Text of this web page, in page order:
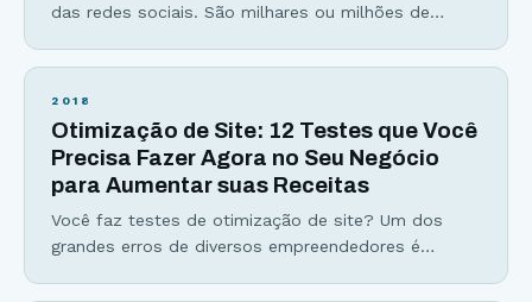
das redes sociais. São milhares ou milhões de
único conteúdo. Números que surpreendem e
entender por que um conteúdo viralizou, entretanto
com um pouco de atenção conseguimos perceber
algumas características universais
2018
Otimização de Site: 12 Testes que Você
Precisa Fazer Agora no Seu Negócio
para Aumentar suas Receitas
Você faz testes de otimização de site? Um dos
grandes erros de diversos empreendedores é